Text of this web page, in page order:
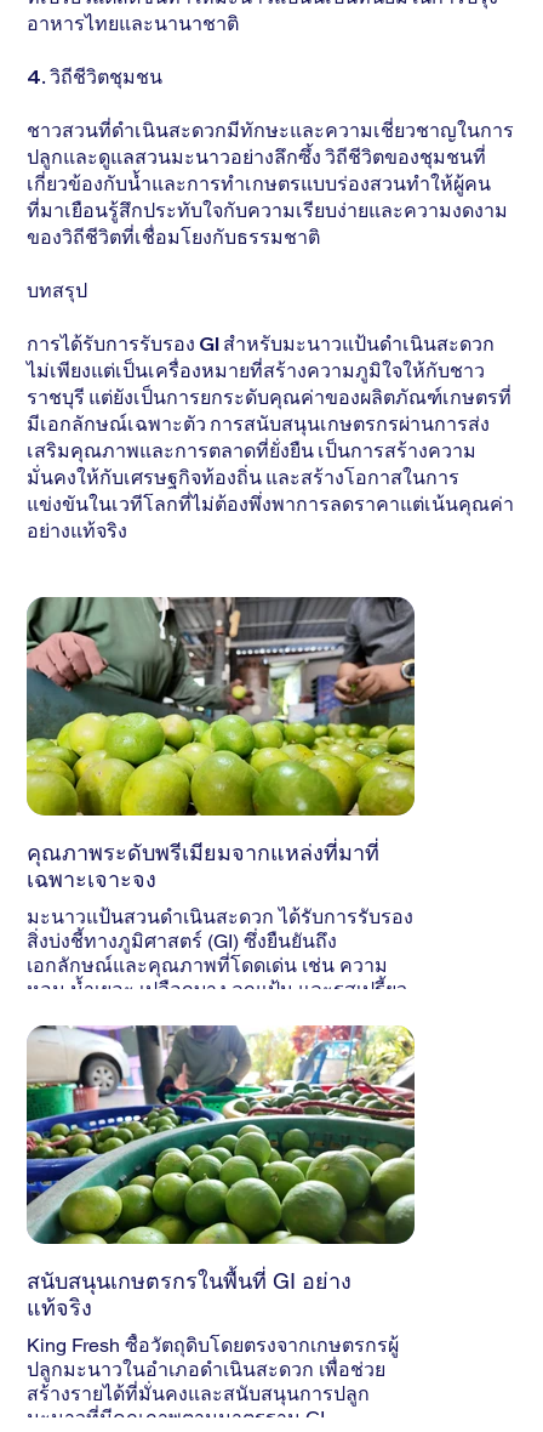
อาหารไทยและนานาชาติ
4. วิถีชีวิตชุมชน
ชาวสวนที่ดำเนินสะดวกมีทักษะและความเชี่ยวชาญในการ
ปลูกและดูแลสวนมะนาวอย่างลึกซึ้ง วิถีชีวิตของชุมชนที่
เกี่ยวข้องกับน้ำและการทำเกษตรแบบร่องสวนทำให้ผู้คน
ที่มาเยือนรู้สึกประทับใจกับความเรียบง่ายและความงดงาม
ของวิถีชีวิตที่เชื่อมโยงกับธรรมชาติ
บทสรุป
การได้รับการรับรอง GI สำหรับมะนาวแป้นดำเนินสะดวก
ไม่เพียงแต่เป็นเครื่องหมายที่สร้างความภูมิใจให้กับชาว
ราชบุรี แต่ยังเป็นการยกระดับคุณค่าของผลิตภัณฑ์เกษตรที่
มีเอกลักษณ์เฉพาะตัว การสนับสนุนเกษตรกรผ่านการส่ง
เสริมคุณภาพและการตลาดที่ยั่งยืน เป็นการสร้างความ
มั่นคงให้กับเศรษฐกิจท้องถิ่น และสร้างโอกาสในการ
แข่งขันในเวทีโลกที่ไม่ต้องพึ่งพาการลดราคาแต่เน้นคุณค่า
อย่างแท้จริง
คุณภาพระดับพรีเมียมจากแหล่งที่มาที่
เฉพาะเจาะจง
มะนาวแป้นสวนดำเนินสะดวก ได้รับการรับรอง
สิ่งบ่งชี้ทางภูมิศาสตร์ (GI) ซึ่งยืนยันถึง
เอกลักษณ์และคุณภาพที่โดดเด่น เช่น ความ
หอม น้ำเยอะ เปลือกบาง ลูกแป้น และรสเปรี้ยว
ผลิตภัณฑ์ของเรามีคุณภาพที่เหนือกว่า
สนับสนุนเกษตรกรในพื้นที่ GI อย่าง
แท้จริง
King Fresh ซื้อวัตถุดิบโดยตรงจากเกษตรกรผู้
ปลูกมะนาวในอำเภอดำเนินสะดวก เพื่อช่วย
สร้างรายได้ที่มั่นคงและสนับสนุนการปลูก
มะนาวที่มีคุณภาพตามมาตรฐาน GI